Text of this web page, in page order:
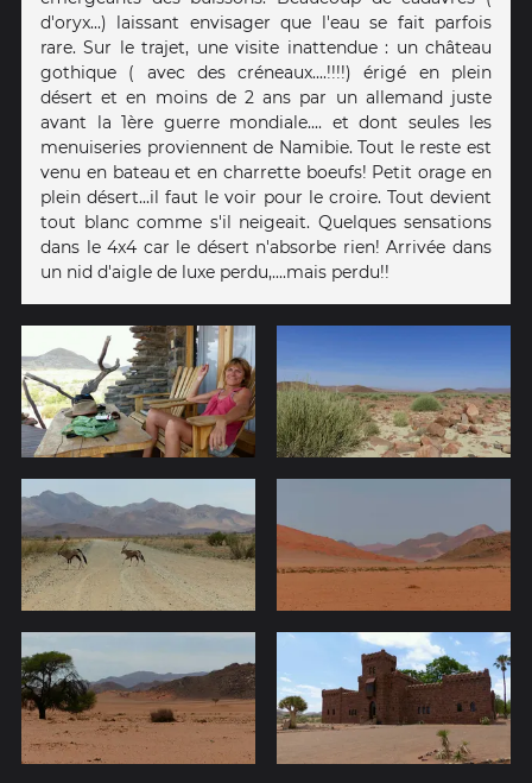
d'oryx...) laissant envisager que l'eau se fait parfois
rare. Sur le trajet, une visite inattendue : un château
gothique ( avec des créneaux....!!!!) érigé en plein
désert et en moins de 2 ans par un allemand juste
avant la 1ère guerre mondiale.... et dont seules les
menuiseries proviennent de Namibie. Tout le reste est
venu en bateau et en charrette boeufs! Petit orage en
plein désert...il faut le voir pour le croire. Tout devient
tout blanc comme s'il neigeait. Quelques sensations
dans le 4x4 car le désert n'absorbe rien! Arrivée dans
un nid d'aigle de luxe perdu,....mais perdu!!